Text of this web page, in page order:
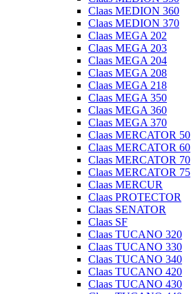
Claas MEDION 360
Claas MEDION 370
Claas MEGA 202
Claas MEGA 203
Claas MEGA 204
Claas MEGA 208
Claas MEGA 218
Claas MEGA 350
Claas MEGA 360
Claas MEGA 370
Claas MERCATOR 50
Claas MERCATOR 60
Claas MERCATOR 70
Claas MERCATOR 75
Claas MERCUR
Claas PROTECTOR
Claas SENATOR
Claas SF
Claas TUCANO 320
Claas TUCANO 330
Claas TUCANO 340
Claas TUCANO 420
Claas TUCANO 430